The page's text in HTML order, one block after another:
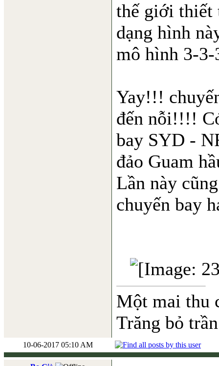
thế giới thiết
dạng hình
mô hình 3-3-
Yay!!!
đến nỗi!!!!
bay SYD -
đảo Guam
Lần này
chuyến bay
Một mai thu
Trăng bỏ
10-06-2017 05:10 AM